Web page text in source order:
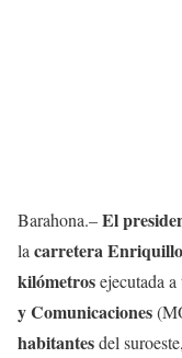
Barahona.–El
la carretera
kilómetrosejecutada a
y Comunicaciones
habitantesdel